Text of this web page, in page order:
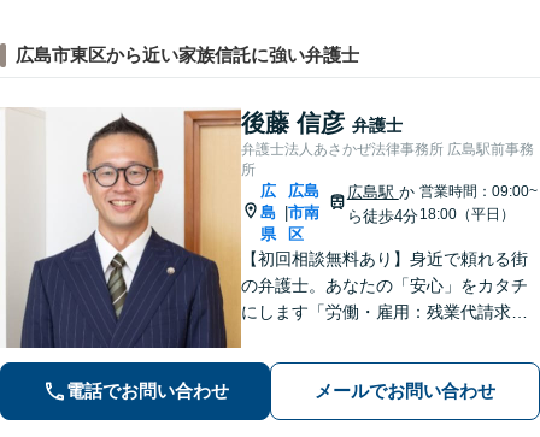
広島市東区から近い家族信託に強い弁護士
後藤 信彦 弁護士
弁護士法人あさかぜ法律事務所 広島駅前事務
所
広
島
県
広島
市南
区
広島駅 か
ら徒歩4分
営業時間：09:00~
18:00（平日）
【初回相談無料あり】身近で頼れる街
の弁護士。あなたの「安心」をカタチ
にします「労働・雇用：残業代請求、
実績が豊富」「不動産：不動産を相続
すべきか、放棄すべきか冷静に判断で
きるようサポートいたします」【広島
電話でお問い合わせ メールでお問い合わせ